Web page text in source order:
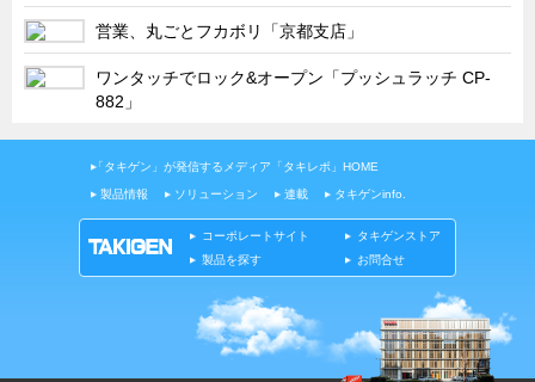
工場見学
海外出張
社外セミナー
110周年企画
展示トラック
営業、丸ごとフカボリ「京都支店」
ワンタッチでロック&オープン「プッシュラッチ CP-
882」
「タキゲン」が発信するメディア「タキレポ」HOME
製品情報 ソリューション 連載 タキゲンinfo.
コーポレートサイト
タキゲンストア
製品を探す
お問合せ